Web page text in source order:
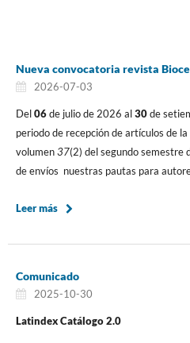
Nueva convocatoria revista
2026-07-03
Del06de julio de 2026 al30de
periodo de recepción de artículos de
volumen37(2) del segundo semestre
de envíos nuestras pautas para
Leer más
Comunicado
2025-10-30
Latindex Catálogo 2.0